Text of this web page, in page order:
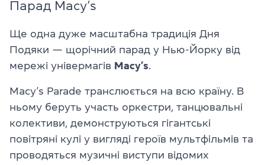
Парад Macy’s
Ще одна дуже масштабна традиція Дня
Подяки — щорічний парад у Нью-Йорку від
мережі універмагів Macy’s.
Macy’s Parade транслюється на всю країну. В
ньому беруть участь оркестри, танцювальні
колективи, демонструються гігантські
повітряні кулі у вигляді героїв мультфільмів та
проводяться музичні виступи відомих